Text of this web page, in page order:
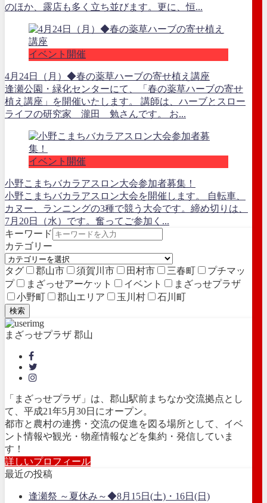
のほか、露店も多く立ち並びます。更に、恒...
イベント開催
4月24日（月）◆春の薬草ハーブの寄せ植え講座
逢瀬公園・緑化センターにて、「春の薬草ハーブの寄せ
植え講座」を開催いたします。 講師は、ハーブとスロー
ライフの研究家 瀧田 勉さんです。 お...
イベント開催
小野こまちバカラアスロン大会参加者募集！
小野こまちバカラアスロン大会を開催します。 自転車、
カヌー、ランニングの3種で競う大会です。締め切りは、
7月20日（水）です。奮ってご参加く...
キーワード
カテゴリー
タグ 郡山市 須賀川市 田村市 三春町
プチマッ
プ
まざっせアーケット イベント
まざっせプラザ
小野町
郡山エリア 玉川村 石川町
検索
まざっせプラザ 郡山
「まざっせプラザ」は、郡山駅前まちなか交流拠点とし
て、平成21年5月30日にオープン。
都市と農村の連携・交流の促進を図る場所として、イベ
ント情報や観光・物産情報などを集約・発信していま
す！
詳しいプロフィール
最近の投稿
逢瀬祭 ～夏休み～◆8月15日(土)・16日(日)